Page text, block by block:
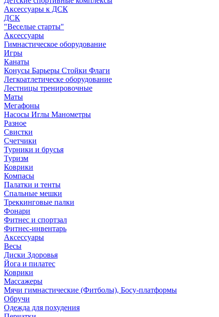
Аксессуары к ДСК
ДСК
"Веселые старты"
Аксессуары
Гимнастическое оборудование
Игры
Канаты
Конусы Барьеры Стойки Флаги
Легкоатлетическе оборудование
Лестницы тренировочные
Маты
Мегафоны
Насосы Иглы Манометры
Разное
Свистки
Счетчики
Турники и брусья
Туризм
Коврики
Компасы
Палатки и тенты
Спальные мешки
Треккинговые палки
Фонари
Фитнес и спортзал
Фитнес-инвентарь
Аксессуары
Весы
Диски Здоровья
Йога и пилатес
Коврики
Массажеры
Мячи гимнастические (Фитболы), Босу-платформы
Обручи
Одежда для похудения